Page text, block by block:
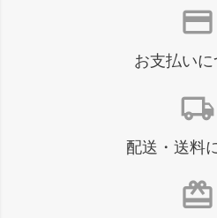
credit_card
お支払いに
local_shipping
配送・送料
card_giftcard